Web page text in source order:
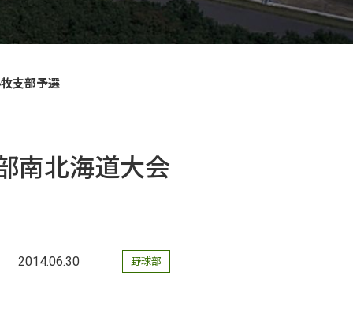
支部予選
南北海道大会
2014.06.30 野球部